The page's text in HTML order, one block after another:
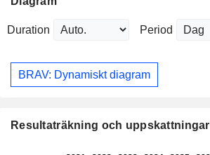
Duration Period
BRAV: Dynamiskt diagram
Resultaträkning och uppskattningar